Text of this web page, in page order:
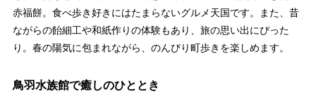
赤福餅。食べ歩き好きにはたまらないグルメ天国です。また、昔
ながらの飴細工や和紙作りの体験もあり、旅の思い出にぴった
り。春の陽気に包まれながら、のんびり町歩きを楽しめます。
鳥羽水族館で癒しのひととき